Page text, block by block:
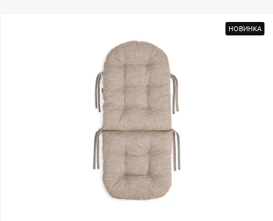
НОВИНКА